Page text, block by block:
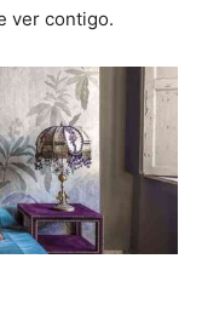
ver contigo.